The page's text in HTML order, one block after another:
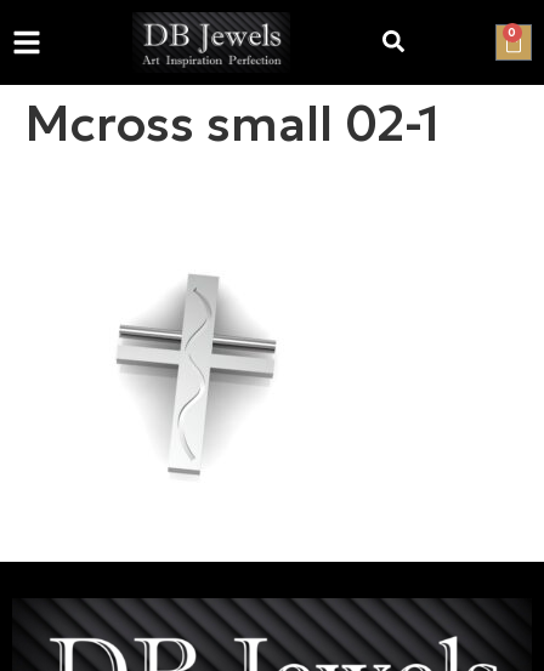
0
Mcross small 02-1